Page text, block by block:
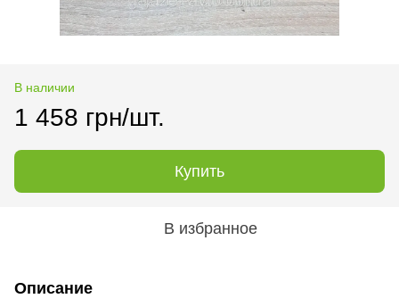
В наличии
1 458 грн/шт.
Купить
В избранное
Описание